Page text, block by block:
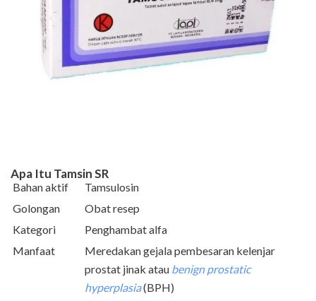
Apa Itu Tamsin SR
Bahan aktif
Tamsulosin
Golongan
Obat resep
Kategori
Penghambat alfa
Manfaat
Meredakan gejala pembesaran kelenjar
prostat jinak atau benign prostatic
hyperplasia(BPH)